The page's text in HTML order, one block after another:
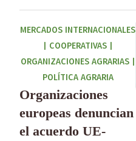
MERCADOS INTERNACIONALES
COOPERATIVAS|
ORGANIZACIONES AGRARIAS|
POLÍTICA AGRARIA
Organizaciones
europeas denuncian
el acuerdo UE-